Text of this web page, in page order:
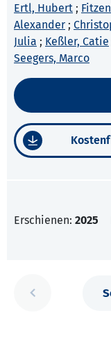
Ertl, Hubert ;
Alexander ;
Julia ; Keßler, Catie
Seegers, Marco
Erschienen: 2025